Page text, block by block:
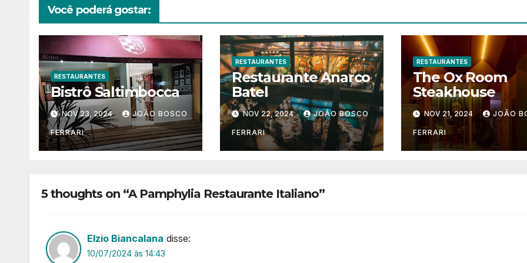
Você poderá gostar:
RESTAURANTES
Bistrô Saltimbocca
NOV 23, 2024 JOÃO BOSCO
FERRARI
RESTAURANTES
Restaurante Anarco
Batel
NOV 22, 2024 JOÃO BOSCO
FERRARI
RESTAURANTES
The Ox Room
Steakhouse
NOV 21, 2024 JOÃO
FERRARI
5 thoughts on “A Pamphylia Restaurante Italiano”
Elzio Biancalana disse:
10/07/2024 às 14:43